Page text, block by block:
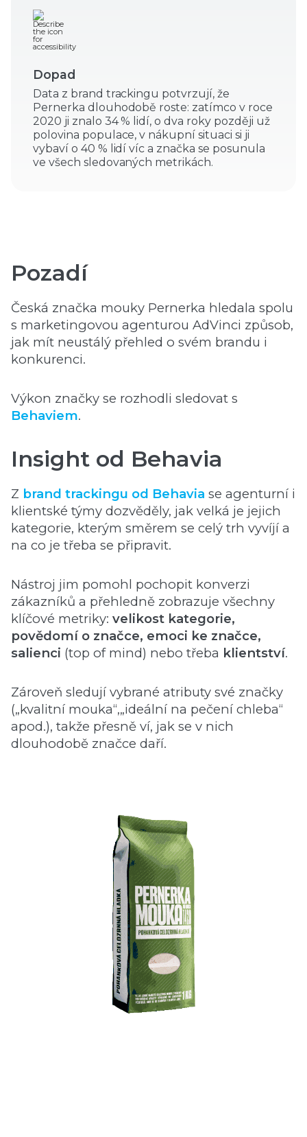
Dopad
Data z brand trackingu potvrzují, že
Pernerka dlouhodobě roste: zatímco v roce
2020 ji znalo 34 % lidí, o dva roky později už
polovina populace, v nákupní situaci si ji
vybaví o 40 % lidí víc a značka se posunula
ve všech sledovaných metrikách.
Pozadí
Česká značka mouky Pernerka hledala spolu
s marketingovou agenturou AdVinci způsob,
jak mít neustálý přehled o svém brandu i
konkurenci.
Výkon značky se rozhodli sledovat s
Behaviem.
Insight od Behavia
Z brand trackingu od Behavia se agenturní i
klientské týmy dozvěděly, jak velká je jejich
kategorie, kterým směrem se celý trh vyvíjí a
na co je třeba se připravit.
Nástroj jim pomohl pochopit konverzi
zákazníků a přehledně zobrazuje všechny
klíčové metriky: velikost kategorie,
povědomí o značce, emoci ke značce,
salienci (top of mind) nebo třeba klientství.
Zároveň sledují vybrané atributy své značky
(„kvalitní mouka“,„ideální na pečení chleba“
apod.), takže přesně ví, jak se v nich
dlouhodobě značce daří.